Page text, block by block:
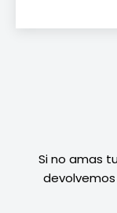
Si no amas